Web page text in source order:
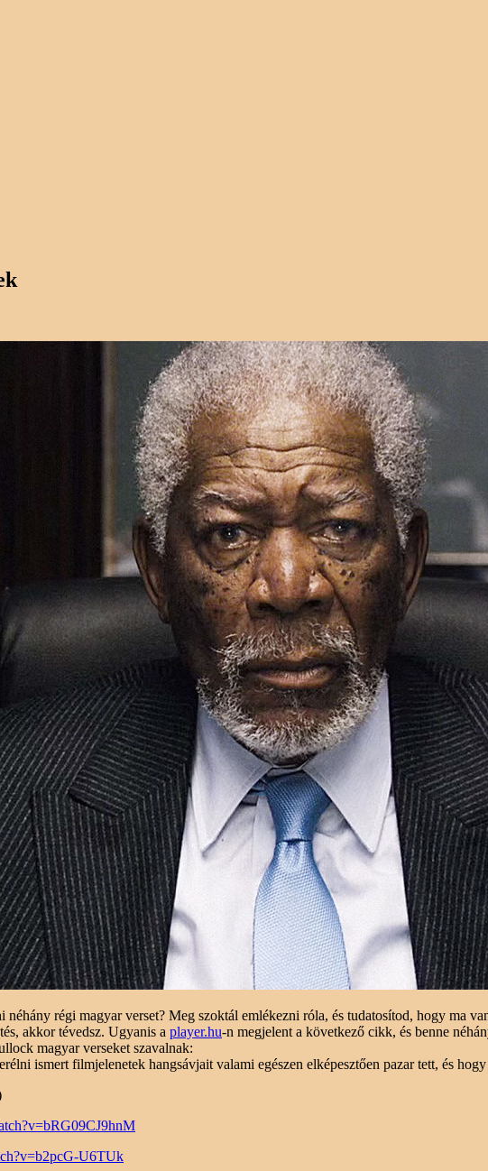
régi magyar verset? Meg szoktál emlékezni róla, és tudatosítod, hogy ma
akkor tévedsz. Ugyanis a player.hu-n megjelent a következő cikk, és benne
magyar verseket szavalnak:
ismert filmjelenetek hangsávjait valami egészen elképesztően pazar tett, és
U6TUk